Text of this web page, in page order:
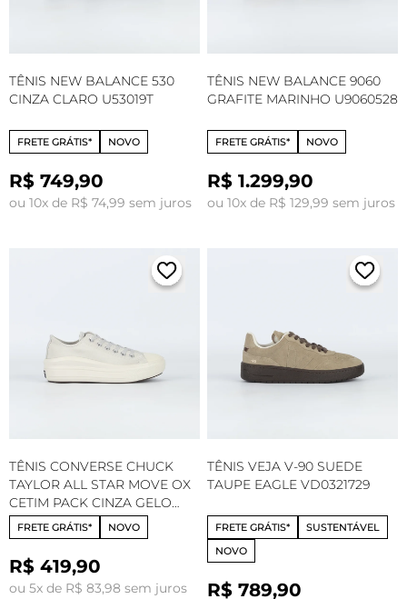
TÊNIS NEW BALANCE 530
CINZA CLARO U53019T
FRETE GRÁTIS* NOVO
R$ 749,90
ou 10x de R$ 74,99 sem juros
TÊNIS NEW BALANCE 9060
GRAFITE MARINHO U9060528
FRETE GRÁTIS* NOVO
R$ 1.299,90
ou 10x de R$ 129,99 sem juros
TÊNIS CONVERSE CHUCK
TAYLOR ALL STAR MOVE OX
CETIM PACK CINZA GELO
AMENDOA CT35250003
FRETE GRÁTIS* NOVO
R$ 419,90
ou 5x de R$ 83,98 sem juros
TÊNIS VEJA V-90 SUEDE
TAUPE EAGLE VD0321729
FRETE GRÁTIS*
SUSTENTÁVEL
NOVO
R$ 789,90